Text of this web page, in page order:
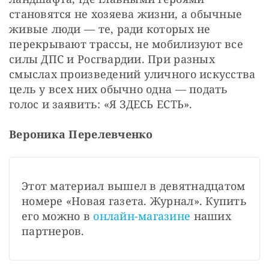
становятся не хозяева жизни, а обычные
живые люди — те, ради которых не
перекрывают трассы, не мобилизуют все
силы ДПС и Росгвардии. При разных
смыслах произведений уличного искусства
цель у всех них обычно одна — подать
голос и заявить: «Я ЗДЕСЬ ЕСТЬ».
Вероника Перелевченко
Этот материал вышел в девятнадцатом
номере «Новая газета. Журнал». Купить
его можно в онлайн-магазине наших
партнеров.